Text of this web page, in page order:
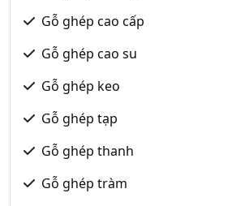
Gỗ ghép cao cấp
Gỗ ghép cao su
Gỗ ghép keo
Gỗ ghép tạp
Gỗ ghép thanh
Gỗ ghép tràm